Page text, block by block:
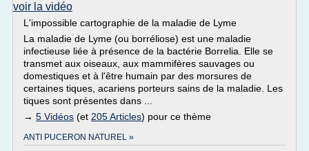
voir la vidéo
L'impossible cartographie de la maladie de Lyme
La maladie de Lyme (ou borréliose) est une maladie
infectieuse liée à présence de la bactérie Borrelia. Elle se
transmet aux oiseaux, aux mammifères sauvages ou
domestiques et à l'être humain par des morsures de
certaines tiques, acariens porteurs sains de la maladie. Les
tiques sont présentes dans ...
→ 5 Vidéos (et 205 Articles) pour ce thème
ANTI PUCERON NATUREL »